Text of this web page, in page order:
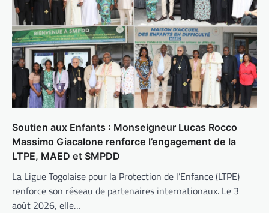
Soutien aux Enfants : Monseigneur Lucas Rocco
Massimo Giacalone renforce l’engagement de la
LTPE, MAED et SMPDD
La Ligue Togolaise pour la Protection de l’Enfance (LTPE)
renforce son réseau de partenaires internationaux. Le 3
août 2026, elle…